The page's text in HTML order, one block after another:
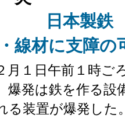
日本製
線材に支障の
月１日午前１時ご
爆発は鉄を作る設
る装置が爆発した